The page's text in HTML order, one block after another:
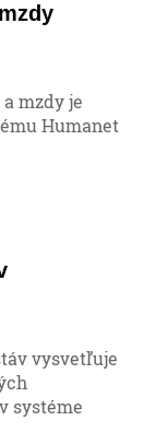
mzdy je
Humanet
vysvetľuje
systéme